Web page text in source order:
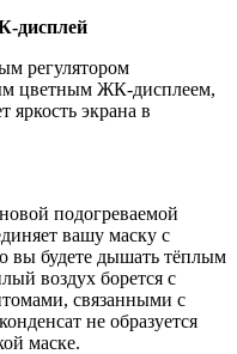
дисплей
регулятором
цветным ЖК-дисплеем,
яркость экрана в
подогреваемой
вашу маску с
вы будете дышать тёплым
воздух борется с
связанными с
не образуется
маске.